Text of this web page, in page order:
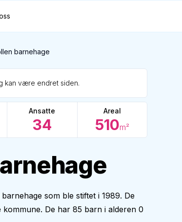
barnehage
kan være endret siden.
Ansatte
34
Areal
510m²
som ble stiftet i 1989. De
De har 85 barn i alderen 0